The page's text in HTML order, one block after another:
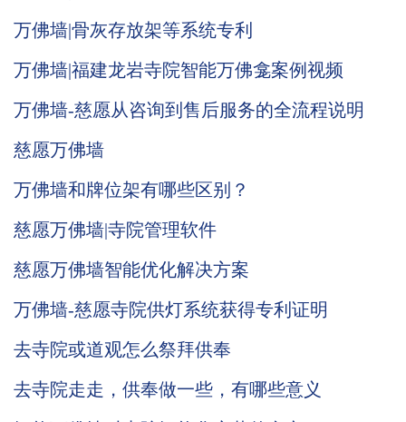
万佛墙|骨灰存放架等系统专利
万佛墙|福建龙岩寺院智能万佛龛案例视频
万佛墙-慈愿从咨询到售后服务的全流程说明
慈愿万佛墙
万佛墙和牌位架有哪些区别？
慈愿万佛墙|寺院管理软件
慈愿万佛墙智能优化解决方案
万佛墙-慈愿寺院供灯系统获得专利证明
去寺院或道观怎么祭拜供奉
去寺院走走，供奉做一些，有哪些意义